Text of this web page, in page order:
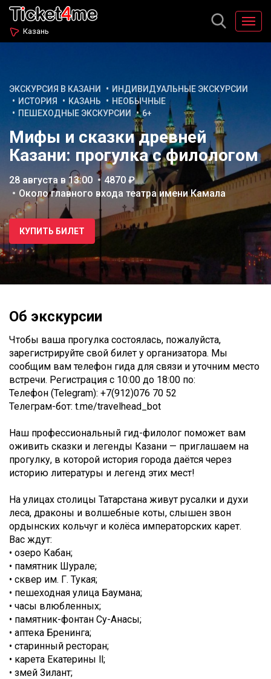
Казань
ЭКСКУРСИЯ В КАЗАНИ
ИНДИВИДУАЛЬНЫЕ ЭКСКУРСИИ
ИСТОРИЯ
КАЗАНЬ
НЕОБЫЧНЫЕ
ПЕШЕХОДНЫЕ ЭКСКУРСИИ
6+
Мифы и сказки древней
Казани: прогулка с филологом
28 августа в 13:00
4870 ₽
Около главного входа театра имени Камала
КУПИТЬ БИЛЕТ
Об экскурсии
Чтобы ваша прогулка состоялась, пожалуйста,
зарегистрируйте свой билет у организатора. Мы
сообщим вам телефон гида для связи и уточним место
встречи. Регистрация c 10:00 до 18:00 по:
Телефон (Telegram): +7(912)076 70 52
Телеграм-бот: t.me/travelhead_bot
Наш профессиональный гид-филолог поможет вам
оживить сказки и легенды Казани — приглашаем на
прогулку, в которой история города даётся через
историю литературы и легенд этих мест!
На улицах столицы Татарстана живут русалки и духи
леса, драконы и волшебные коты, слышен звон
ордынских кольчуг и колёса императорских карет.
Вас ждут:
• озеро Кабан;
• памятник Шурале;
• сквер им. Г. Тукая;
• пешеходная улица Баумана;
• часы влюбленных;
• памятник-фонтан Су-Анасы;
• аптека Бренинга;
• старинный ресторан;
• карета Екатерины ll;
• змей Зилант;